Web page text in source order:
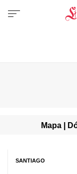
Mapa |
SANTIAGO